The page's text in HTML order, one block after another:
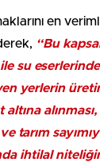
en
“Bu
su
yerlerin
altına
ve tarım
ihtilal